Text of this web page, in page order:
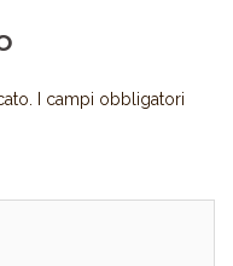
I campi obbligatori